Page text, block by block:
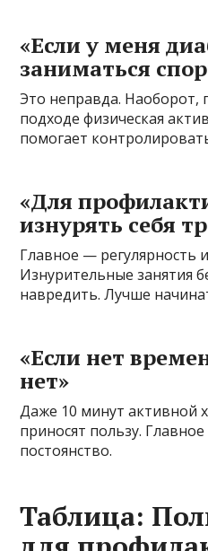
«Если у меня
заниматься
Это неправда. Наоборот,
подходе физическая
помогает
«Для
изнурять себя
Главное — регулярность
Изнурительные занятия
навредить. Лучше
«Если нет
нет»
Даже 10 минут активной
приносят пользу.
постоянство.
Таблица: